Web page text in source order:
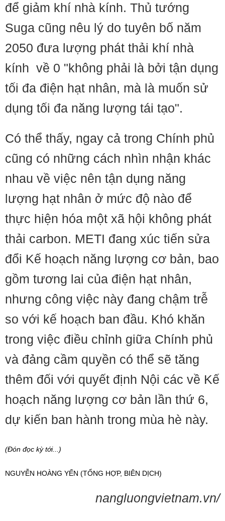
để giảm khí nhà kính. Thủ tướng
Suga cũng nêu lý do tuyên bố năm
2050 đưa lượng phát thải khí nhà
kính về 0 "không phải là bởi tận dụng
tối đa điện hạt nhân, mà là muốn sử
dụng tối đa năng lượng tái tạo".
Có thể thấy, ngay cả trong Chính phủ
cũng có những cách nhìn nhận khác
nhau về việc nên tận dụng năng
lượng hạt nhân ở mức độ nào để
thực hiện hóa một xã hội không phát
thải carbon. METI đang xúc tiến sửa
đổi Kế hoạch năng lượng cơ bản, bao
gồm tương lai của điện hạt nhân,
nhưng công việc này đang chậm trễ
so với kế hoạch ban đầu. Khó khăn
trong việc điều chỉnh giữa Chính phủ
và đảng cầm quyền có thể sẽ tăng
thêm đối với quyết định Nội các về Kế
hoạch năng lượng cơ bản lần thứ 6, ​​
dự kiến ban hành trong mùa hè này.
(Đón đọc kỳ tới...)
NGUYỄN HOÀNG YẾN (TỔNG HỢP, BIÊN DỊCH)
nangluongvietnam.vn/